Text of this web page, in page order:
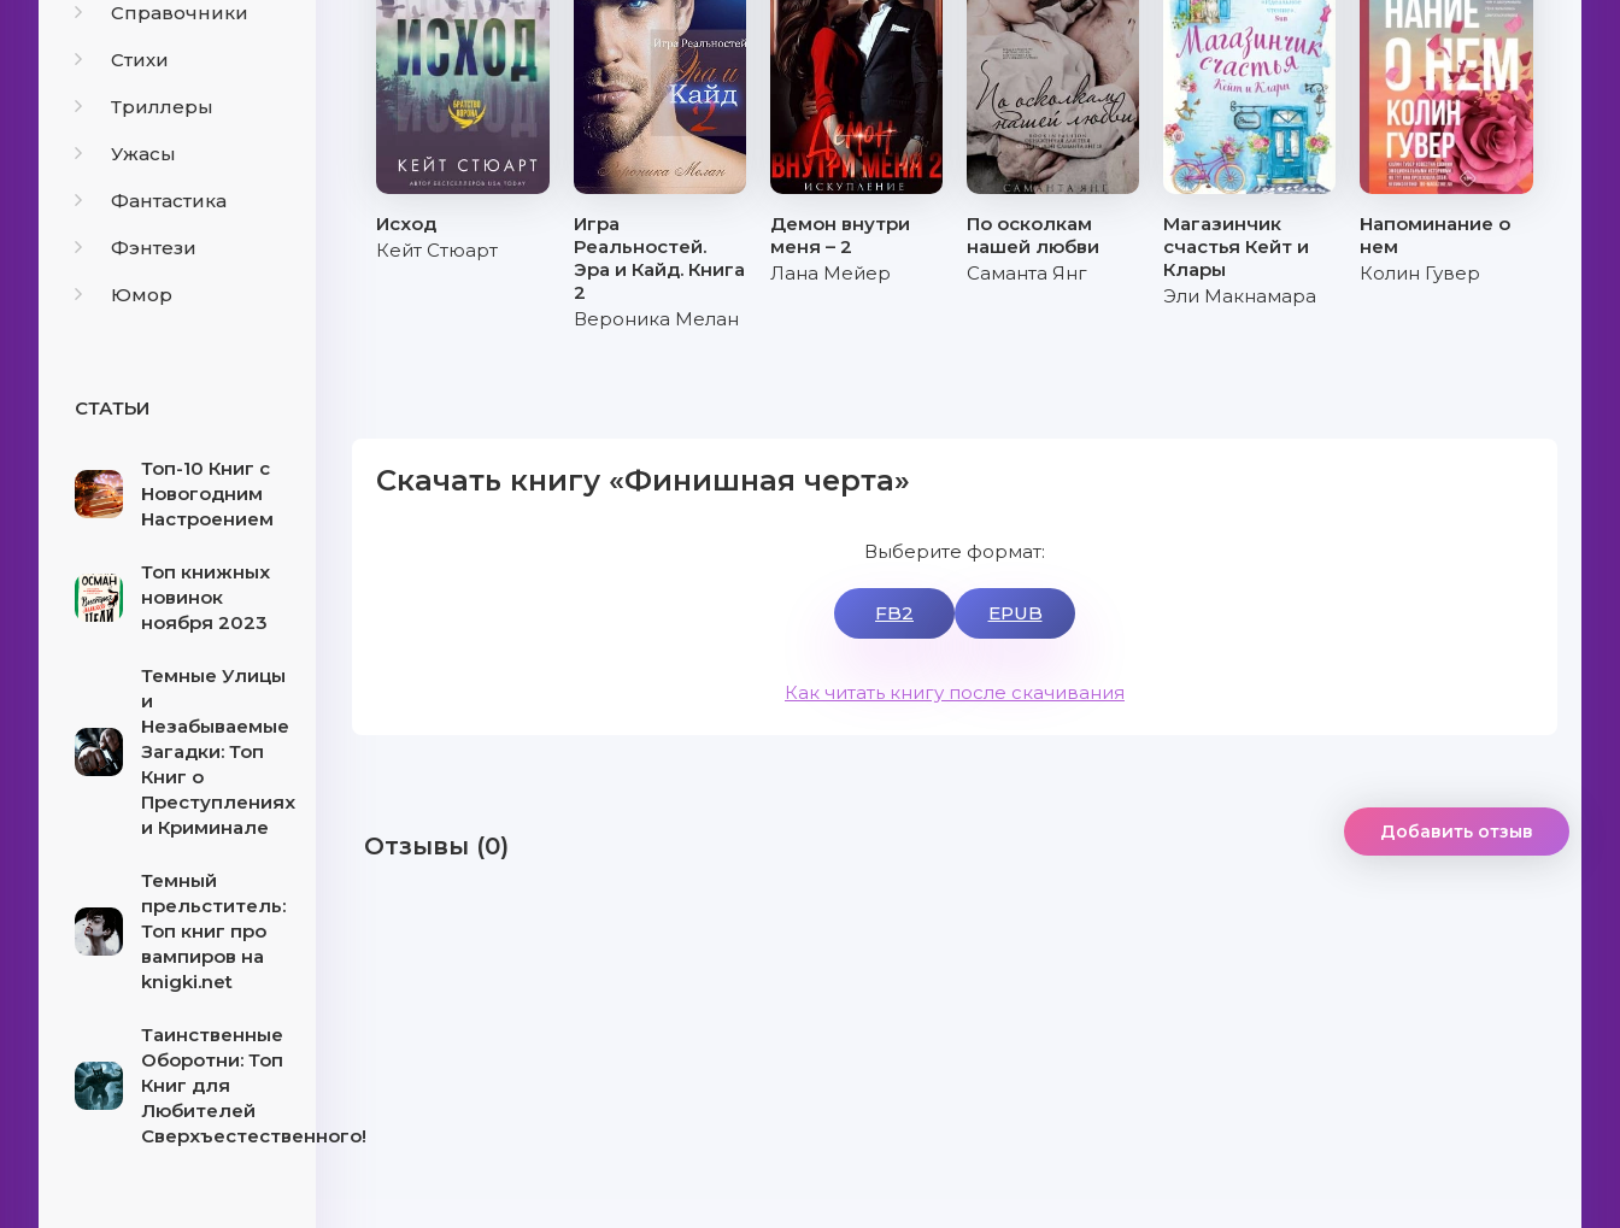
Справочники
Стихи
Триллеры
Ужасы
Фантастика
Фэнтези
Юмор
СТАТЬИ
Топ-10 Книг с
Новогодним
Настроением
Топ книжных
новинок
ноября 2023
Темные Улицы
и
Незабываемые
Загадки: Топ
Книг о
Преступлениях
и Криминале
Темный
прельститель:
Топ книг про
вампиров на
knigki.net
Таинственные
Оборотни: Топ
Книг для
Любителей
Сверхъестественного!
Исход
Кейт Стюарт
Игра
Реальностей.
Эра и Кайд. Книга
2
Вероника Мелан
Демон внутри
меня – 2
Лана Мейер
По осколкам
нашей любви
Саманта Янг
Магазинчик
счастья Кейт и
Клары
Эли Макнамара
Напоминание о
нем
Колин Гувер
Скачать книгу «Финишная черта»
Выберите формат:
FB2 EPUB
Как читать книгу после скачивания
Отзывы (0) Добавить отзыв